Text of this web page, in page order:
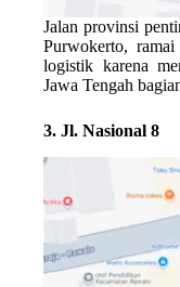
Jalan provinsi
Purwokerto,
logistik karena
Jawa Tengah
3. Jl. Nasional 8